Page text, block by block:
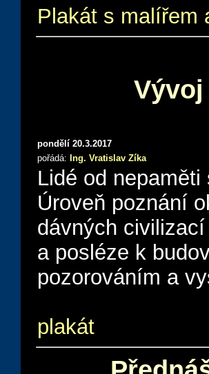
Plakát s malířem
pondělí 20.3.2017
pořádá: Ing. Vratislav Zíka
Lidé od
Úroveň poznání
dávných
a posléze k
pozorováním a
plakát